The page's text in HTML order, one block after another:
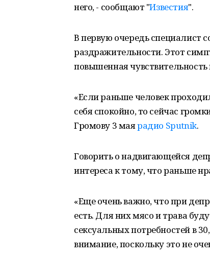
него, - сообщают "Известия".
В первую очередь специалист
раздражительности. Этот
повышенная
«Если раньше человек
себя спокойно, то сейчас
Громову 3 маярадио Sputnik.
Говорить о надвигающейся
интереса к тому, что раньше
«Еще очень важно, что при
есть. Для них мясо и трава
сексуальных потребностей в
внимание, поскольку это не